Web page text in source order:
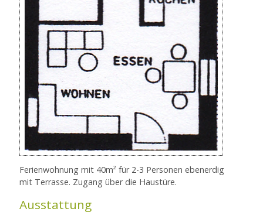
Ferienwohnung mit 40m² für 2-3 Personen ebenerdig
mit Terrasse. Zugang über die Haustüre.
Ausstattung